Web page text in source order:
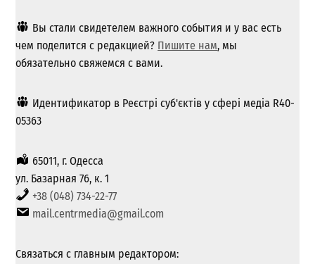
Вы стали свидетелем важного события и у вас есть
чем поделится с редакцией? Пишите нам, мы
обязательно свяжемся с вами.
Идентификатор в Реєстрі суб'єктів у сфері медіа R40-
05363
65011, г. Одесса
ул. Базарная 76, к. 1
+38 (048) 734-22-77
mail.centrmedia@gmail.com
Связаться с главным редактором: